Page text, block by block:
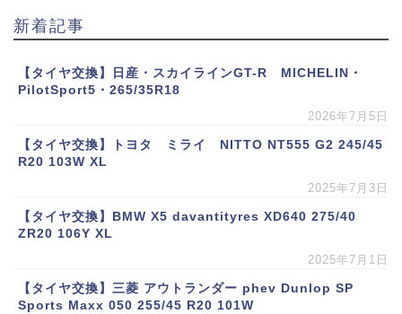
新着記事
【タイヤ交換】日産・スカイラインGT-R MICHELIN・
PilotSport5・265/35R18
2026年7月5日
【タイヤ交換】トヨタ ミライ NITTO NT555 G2 245/45
R20 103W XL
2025年7月3日
【タイヤ交換】BMW X5 davantityres XD640 275/40
ZR20 106Y XL
2025年7月1日
【タイヤ交換】三菱 アウトランダー phev Dunlop SP
Sports Maxx 050 255/45 R20 101W